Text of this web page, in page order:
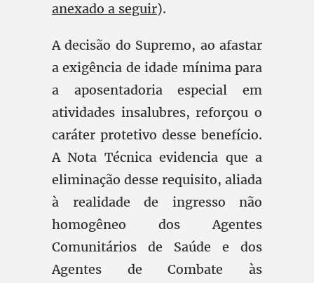
anexado a seguir).
A decisão do Supremo, ao afastar
a exigência de idade mínima para
a aposentadoria especial em
atividades insalubres, reforçou o
caráter protetivo desse benefício.
A Nota Técnica evidencia que a
eliminação desse requisito, aliada
à realidade de ingresso não
homogêneo dos Agentes
Comunitários de Saúde e dos
Agentes de Combate às